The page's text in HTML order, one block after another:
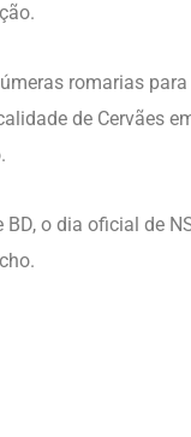
romarias
de Cervães
o dia oficial de